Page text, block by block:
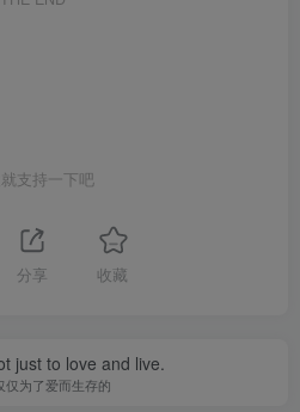
就支持一下吧
分享 收藏
just to love and live.
仅为了爱而生存的